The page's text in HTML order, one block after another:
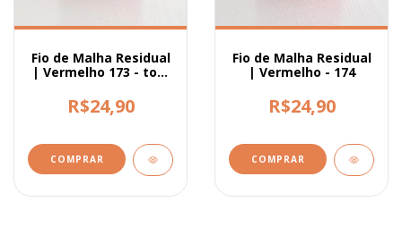
Fio de Malha Residual
| Vermelho 173 - tom
R$24,90
Fio de Malha Residual
| Vermelho - 174
R$24,90
COMPRAR